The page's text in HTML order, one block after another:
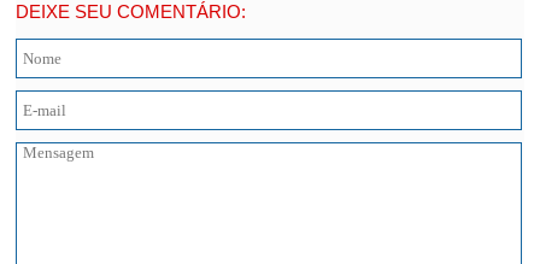
DEIXE SEU COMENTÁRIO: